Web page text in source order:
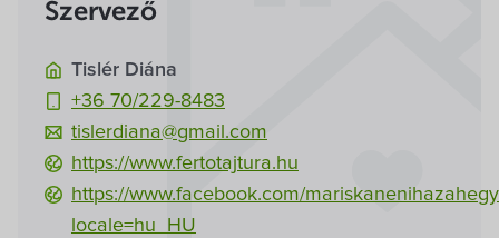
Szervező
Tislér Diána
+36 70/229-8483
tislerdiana@gmail.com
https://www.fertotajtura.hu
https://www.facebook.com/
locale=hu_HU